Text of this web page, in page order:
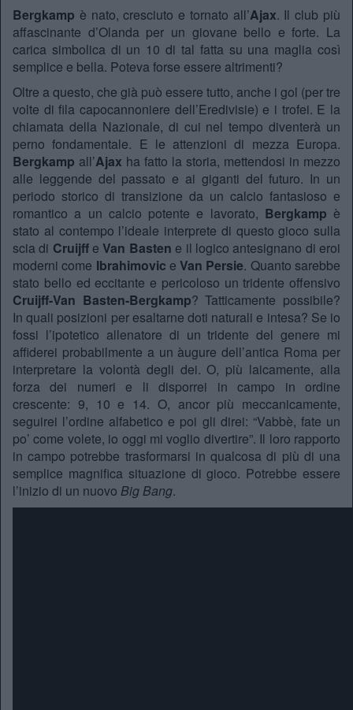
Bergkamp è nato, cresciuto e tornato all’Ajax. Il club più
affascinante d’Olanda per un giovane bello e forte. La
carica simbolica di un 10 di tal fatta su una maglia così
semplice e bella. Poteva forse essere altrimenti?
Oltre a questo, che già può essere tutto, anche i gol (per tre
volte di fila capocannoniere dell’Eredivisie) e i trofei. E la
chiamata della Nazionale, di cui nel tempo diventerà un
perno fondamentale. E le attenzioni di mezza Europa.
Bergkamp all’Ajax ha fatto la storia, mettendosi in mezzo
alle leggende del passato e ai giganti del futuro. In un
periodo storico di transizione da un calcio fantasioso e
romantico a un calcio potente e lavorato, Bergkamp è
stato al contempo l’ideale interprete di questo gioco sulla
scia di CruijffeVan Basten e il logico antesignano di eroi
moderni come Ibrahimovic eVan Persie. Quanto sarebbe
stato bello ed eccitante e pericoloso un tridente offensivo
Cruijff-Van Basten-Bergkamp? Tatticamente possibile?
In quali posizioni per esaltarne doti naturali e intesa? Se io
fossi l’ipotetico allenatore di un tridente del genere mi
affiderei probabilmente a un àugure dell’antica Roma per
interpretare la volontà degli dei. O, più laicamente, alla
forza dei numeri e li disporrei in campo in ordine
crescente: 9, 10 e 14. O, ancor più meccanicamente,
seguirei l’ordine alfabetico e poi gli direi: “Vabbè, fate un
po’ come volete, io oggi mi voglio divertire”. Il loro rapporto
in campo potrebbe trasformarsi in qualcosa di più di una
semplice magnifica situazione di gioco. Potrebbe essere
l’inizio di un nuovo Big Bang.